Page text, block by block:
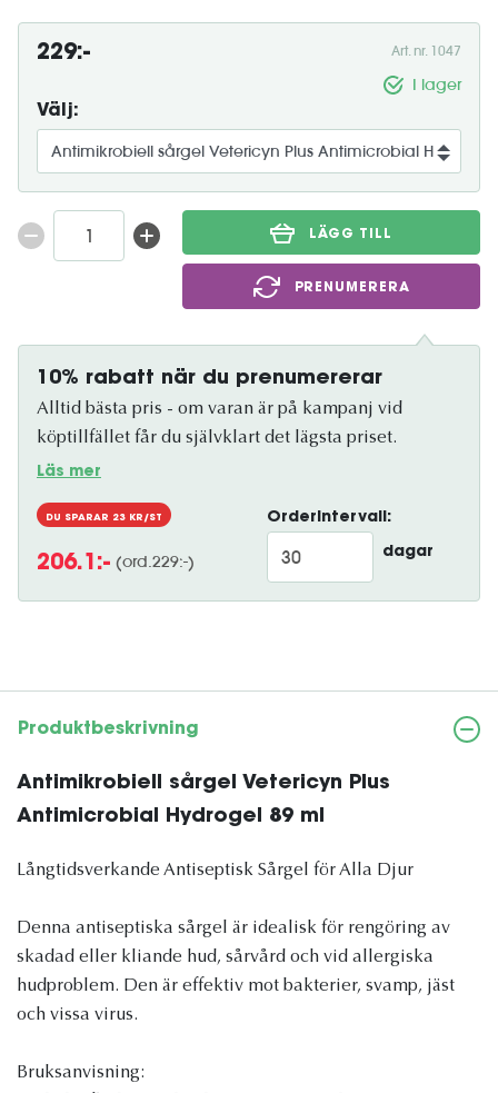
229:- Art. nr. 1047
I lager
Välj:
LÄGG TILL
PRENUMERERA
10% rabatt när du prenumererar
Alltid bästa pris - om varan är på kampanj vid
köptillfället får du självklart det lägsta priset.
Läs mer
DU SPARAR 23 KR/ST
206.1 :- (ord.229:-)
Orderintervall:
dagar
Produktbeskrivning
Antimikrobiell sårgel Vetericyn Plus
Antimicrobial Hydrogel 89 ml
Långtidsverkande Antiseptisk Sårgel för Alla Djur
Denna antiseptiska sårgel är idealisk för rengöring av
skadad eller kliande hud, sårvård och vid allergiska
hudproblem. Den är effektiv mot bakterier, svamp, jäst
och vissa virus.
Bruksanvisning: